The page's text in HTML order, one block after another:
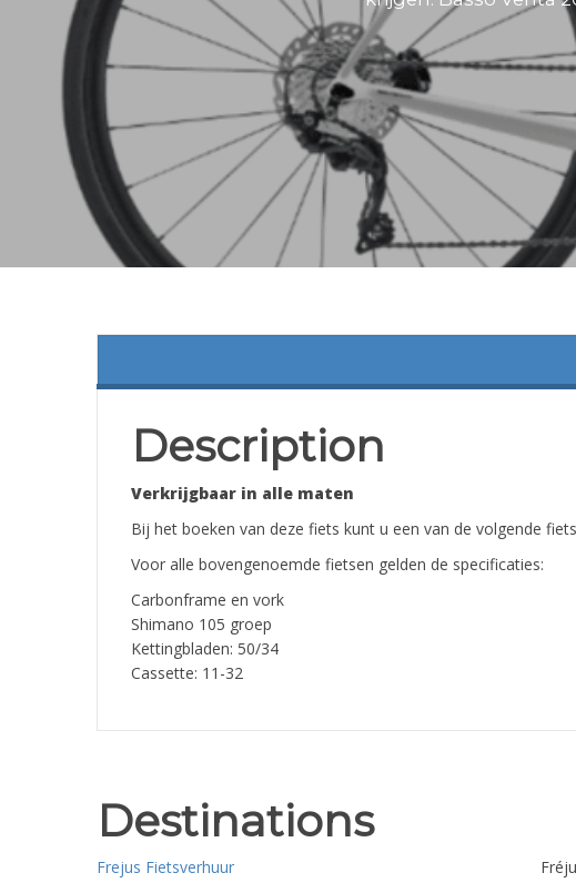
Description
Verkrijgbaar in alle maten
Bij het boeken van deze fiets kunt u een van de volgende
Voor alle bovengenoemde fietsen gelden de specificaties:
Carbonframe en vork
Shimano 105 groep
Kettingbladen: 50/34
Cassette: 11-32
Destinations
Frejus Fietsverhuur